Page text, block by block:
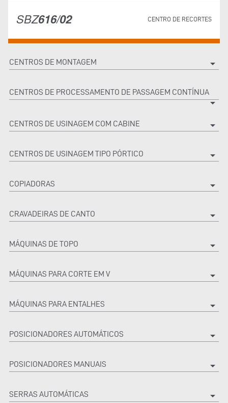
SBZ616/02 CENTRO DE RECORTES
CENTROS DE MONTAGEM arrow_drop_down
CENTROS DE PROCESSAMENTO DE PASSAGEM CONTÍNUA
arrow_drop_down
CENTROS DE USINAGEM COM CABINE arrow_drop_down
CENTROS DE USINAGEM TIPO PÓRTICO arrow_drop_down
COPIADORAS arrow_drop_down
CRAVADEIRAS DE CANTO arrow_drop_down
MÁQUINAS DE TOPO arrow_drop_down
MÁQUINAS PARA CORTE EM V arrow_drop_down
MÁQUINAS PARA ENTALHES arrow_drop_down
POSICIONADORES AUTOMÁTICOS arrow_drop_down
POSICIONADORES MANUAIS arrow_drop_down
SERRAS AUTOMÁTICAS arrow_drop_down